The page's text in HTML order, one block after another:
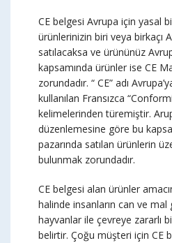
CE belgesi Avrupa için yasal
ürünlerinizin biri veya birkaçı
satılacaksa ve ürününüz
kapsamında ürünler ise CE
zorundadır. “ CE” adı
kullanılan Fransızca
kelimelerinden türemiştir.
düzenlemesine göre bu
pazarında satılan ürünlerin
bulunmak zorundadır.
CE belgesi alan ürünler
halinde insanların can ve mal
hayvanlar ile çevreye zararlı
belirtir. Çoğu müşteri için CE